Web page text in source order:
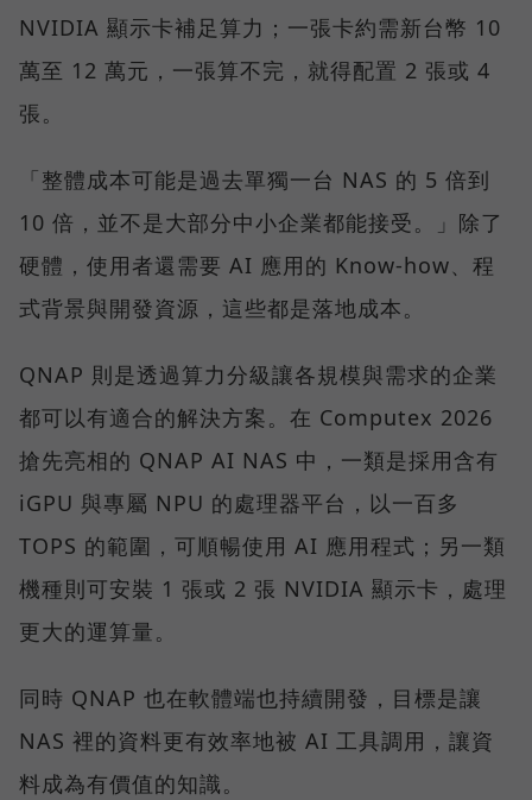
NVIDIA 顯示卡補足算力；一張卡約需新台幣 10
萬至 12 萬元，一張算不完，就得配置 2 張或 4
張。
「整體成本可能是過去單獨一台 NAS 的 5 倍到
10 倍，並不是大部分中小企業都能接受。」除了
硬體，使用者還需要 AI 應用的 Know-how、程
式背景與開發資源，這些都是落地成本。
QNAP 則是透過算力分級讓各規模與需求的企業
都可以有適合的解決方案。在 Computex 2026
搶先亮相的 QNAP AI NAS 中，一類是採用含有
iGPU 與專屬 NPU 的處理器平台，以一百多
TOPS 的範圍，可順暢使用 AI 應用程式；另一類
機種則可安裝 1 張或 2 張 NVIDIA 顯示卡，處理
更大的運算量。
同時 QNAP 也在軟體端也持續開發，目標是讓
NAS 裡的資料更有效率地被 AI 工具調用，讓資
料成為有價值的知識。